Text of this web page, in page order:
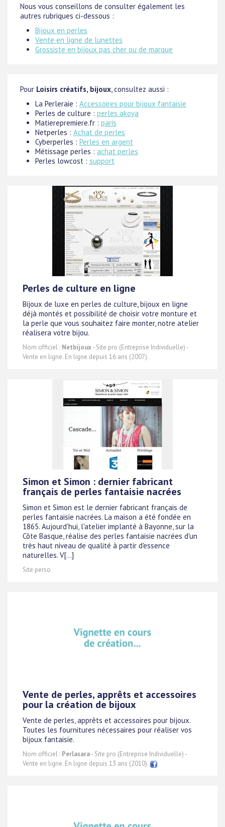
Nous vous conseillons de consulter également les
autres rubriques ci-dessous :
Bijoux en perles
Vente en ligne de lunettes
Grossiste en bijoux pas cher ou de marque
Pour Loisirs créatifs, bijoux, consultez aussi :
La Perleraie : Accessoires pour bijoux fantaisie
Perles de culture : perles akoya
Matierepremiere.fr : paris
Netperles : Achat de perles
Cyberperles : Perles en argent
Métissage perles : achat perles
Perles lowcost : support
Perles de culture en ligne
Bijoux de luxe en perles de culture, bijoux en ligne
déjà montés et possibilité de choisir votre monture et
la perle que vous souhaitez faire monter, notre atelier
réalisera votre bijou.
Nom officiel : Netbijoux- Site pro (Entreprise Individuelle) -
Vente en ligne. En ligne depuis 16 ans (2007).
Simon et Simon : dernier fabricant
français de perles fantaisie nacrées
Simon et Simon est le dernier fabricant français de
perles fantaisie nacrées. La maison a été fondée en
1865. Aujourd'hui, l'atelier implanté à Bayonne, sur la
Côte Basque, réalise des perles fantaisie nacrées d'un
très haut niveau de qualité à partir d'essence
naturelles. V[...]
Site perso
Vente de perles, apprêts et accessoires
pour la création de bijoux
Vente de perles, apprêts et accessoires pour bijoux.
Toutes les fournitures nécessaires pour réaliser vos
bijoux fantaisie.
Nom officiel : Perlasara- Site pro (Entreprise Individuelle) -
Vente en ligne. En ligne depuis 13 ans (2010).